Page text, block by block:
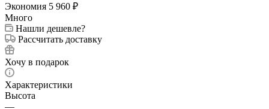
Экономия 5 960 ₽
Много
Нашли дешевле?
Рассчитать доставку
Хочу в подарок
Характеристики
Высота
—